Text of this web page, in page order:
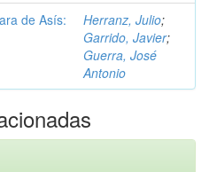
de Asís:
Herranz, Julio;
Garrido, Javier;
Guerra, José
Antonio